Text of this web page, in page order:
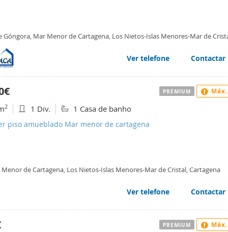
Góngora, Mar Menor de Cartagena, Los Nietos-Islas Menores-Mar de
Ver telefone Contactar
2 1 Div. 1 Casa de banho
piso amueblado Mar menor de cartagena
de Cartagena, Los Nietos-Islas Menores-Mar de Cristal, Cartagena
Ver telefone Contactar
PREMIUM
PREMIUM